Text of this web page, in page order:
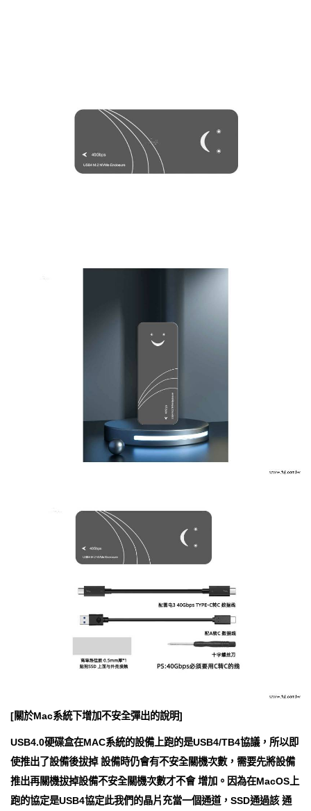
[關於Mac系統下增加不安全彈出的說明]
USB4.0硬碟盒在MAC系統的設備上跑的是USB4/TB4協議，所以即
使推出了設備後拔掉 設備時仍會有不安全關機次數，需要先將設備
推出再關機拔掉設備不安全關機次數才不會 增加。因為在MacOS上
跑的協定是USB4協定此我們的晶片充當一個通道，SSD通過該 通